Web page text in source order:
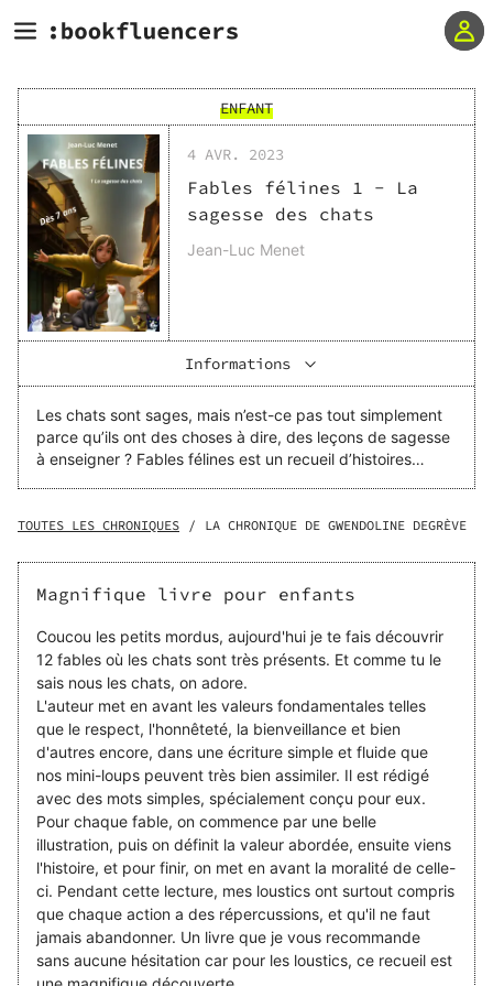
ENFANT
4 AVR. 2023
Fables félines 1 - La
sagesse des chats
Jean-Luc Menet
Informations
Les chats sont sages, mais n’est-ce pas tout simplement
parce qu’ils ont des choses à dire, des leçons de sagesse
à enseigner ? Fables félines est un recueil d’histoires
l’honnêteté, la bienveillance, l’empathie, la tolérance...
dans chacune, une situation vécue par les félins
développe, à la manière des Fables de la Fontaine, une
parviendra-t-il à redescendre d’un arbre sur lequel il a
grimpé ? Comment Caramel parviendra-t-il à se faire
accepter par les autres chats, méfiants de sa différence ?
Comment Minouche retrouvera-t-il son chemin alors qu’il
s’est perdu dans la forêt ? Tant d’autres « comment »
entretiennent le suspense tout au long de ce livre, et les
réponses se trouvent toujours dans la rencontre avec un
personnage au cœur ouvert et à l’élan solidaire.
TOUTES LES CHRONIQUES / LA CHRONIQUE DE GWENDOLINE DEGRÈVE
Magnifique livre pour enfants
Coucou les petits mordus, aujourd'hui je te fais découvrir
12 fables où les chats sont très présents. Et comme tu le
sais nous les chats, on adore.
L'auteur met en avant les valeurs fondamentales telles
que le respect, l'honnêteté, la bienveillance et bien
d'autres encore, dans une écriture simple et fluide que
nos mini-loups peuvent très bien assimiler. Il est rédigé
avec des mots simples, spécialement conçu pour eux.
Pour chaque fable, on commence par une belle
illustration, puis on définit la valeur abordée, ensuite viens
l'histoire, et pour finir, on met en avant la moralité de celle-
ci. Pendant cette lecture, mes loustics ont surtout compris
que chaque action a des répercussions, et qu'il ne faut
jamais abandonner. Un livre que je vous recommande
sans aucune hésitation car pour les loustics, ce recueil est